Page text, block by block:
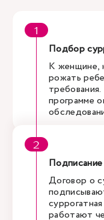
Подбор
К женщине,
рожать
программе
Договор о
работают